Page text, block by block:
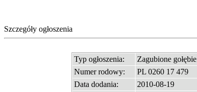
Szczegóły ogłoszenia
Typ ogłoszenia:
Zagubione gołębie
Numer rodowy:
PL 0260 17 479
Data dodania:
2010-08-19